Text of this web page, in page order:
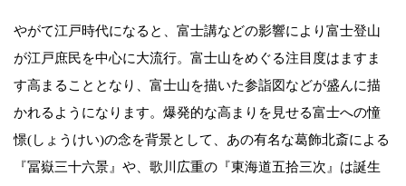
やがて江戸時代になると、富士講などの影響により富士登山
が江戸庶民を中心に大流行。富士山をめぐる注目度はますま
す高まることとなり、富士山を描いた参詣図などが盛んに描
かれるようになります。爆発的な高まりを見せる富士への憧
憬(しょうけい)の念を背景として、あの有名な葛飾北斎による
『冨嶽三十六景』や、歌川広重の『東海道五拾三次』は誕生